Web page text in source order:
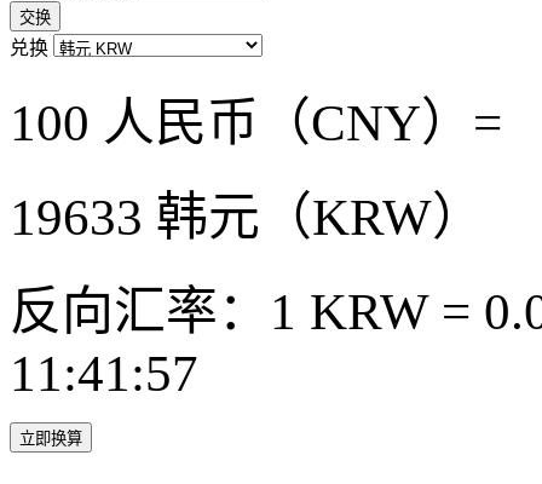
交换
兑换
100 人民币（CNY）=
19633 韩元（KRW）
反向汇率：1 KRW =
11:41:57
立即换算